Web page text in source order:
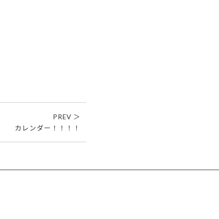
PREV ＞
カレンダー！！！！